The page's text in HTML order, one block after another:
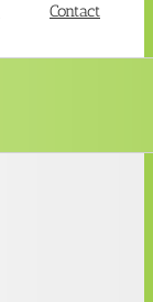
Contact